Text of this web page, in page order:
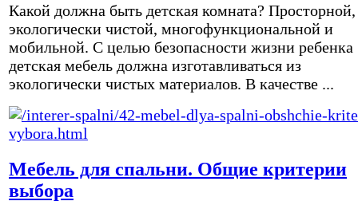
Какой должна быть детская комната? Просторной,
экологически чистой, многофункциональной и
мобильной. С целью безопасности жизни ребенка
детская мебель должна изготавливаться из
экологически чистых материалов. В качестве ...
Мебель для спальни. Общие критерии
выбора